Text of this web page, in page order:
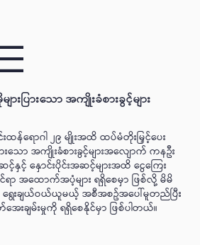
ျားပြားသော အကျိုးခံစားခွင့်များ
းထန်ရောဂါ ၂၉ မျိုးအထိ ထပ်မံတိုးမြှင့်ပေး
သော အကျိုးခံစားခွင့်များအလျောက် ကနဦး
နှင့် နှောင်းပိုင်းအဆင့်များအထိ ငွေကြေး
ာ အထောက်အပံ့များ ရရှိစေမှာ ဖြစ်လို့ မိမိ
ေးချယ်ဝယ်ယူမယ့် အစီအစဥ်‌အပေါ်မူတည်ပြီး
ေးချမ်းမှုကို ရရှိစေနိုင်မှာ ဖြစ်ပါတယ်။